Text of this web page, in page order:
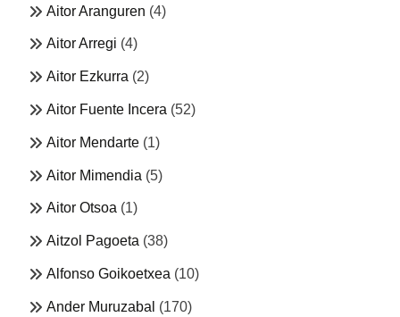
Aitor Aranguren (4)
Aitor Arregi (4)
Aitor Ezkurra (2)
Aitor Fuente Incera (52)
Aitor Mendarte (1)
Aitor Mimendia (5)
Aitor Otsoa (1)
Aitzol Pagoeta (38)
Alfonso Goikoetxea (10)
Ander Muruzabal (170)